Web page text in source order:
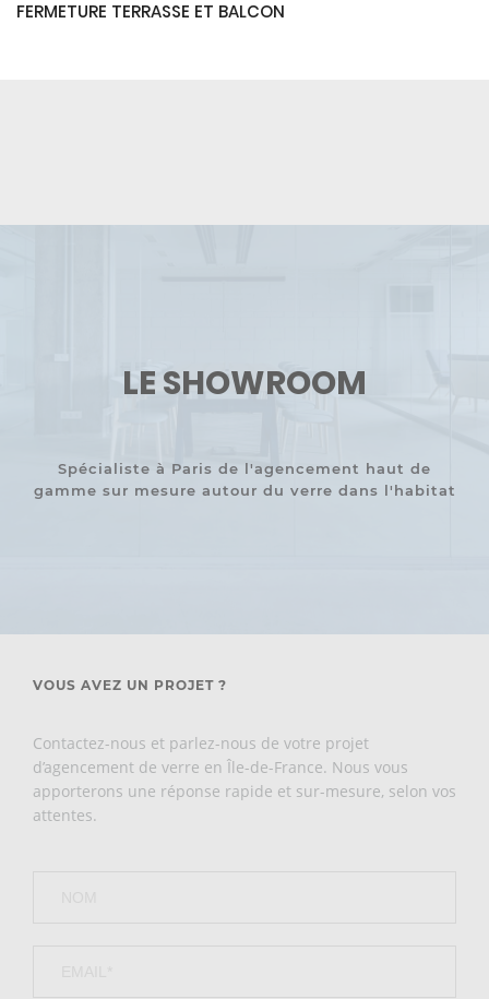
FERMETURE TERRASSE ET BALCON
LE SHOWROOM
Spécialiste à Paris de l'agencement haut de
gamme sur mesure autour du verre dans l'habitat
VOUS AVEZ UN PROJET ?
Contactez-nous et parlez-nous de votre projet
d’agencement de verre en Île-de-France. Nous vous
apporterons une réponse rapide et sur-mesure, selon vos
attentes.